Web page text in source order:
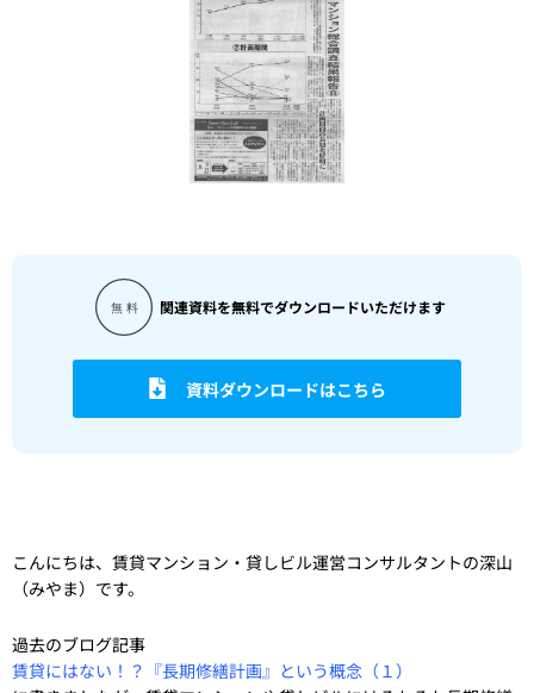
関連資料を無料でダウンロードいただけます
資料ダウンロードはこちら
こんにちは、賃貸マンション・貸しビル運営コンサルタントの深山
（みやま）です。
過去のブログ記事
賃貸にはない！？『長期修繕計画』という概念（１）